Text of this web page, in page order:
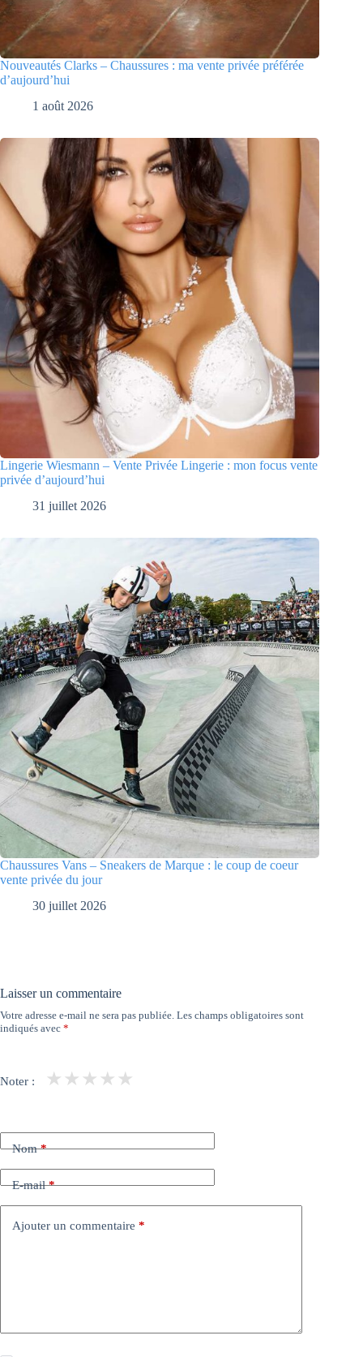
Nouveautés Clarks – Chaussures : ma vente privée préférée
d’aujourd’hui
1 août 2026
Lingerie Wiesmann – Vente Privée Lingerie : mon focus vente
privée d’aujourd’hui
31 juillet 2026
Chaussures Vans – Sneakers de Marque : le coup de coeur
vente privée du jour
30 juillet 2026
Laisser un commentaire
Votre adresse e-mail ne sera pas publiée. Les champs obligatoires sont
indiqués avec *
Noter : ★
★
★
★
★
Nom*
E-mail*
Ajouter un commentaire *